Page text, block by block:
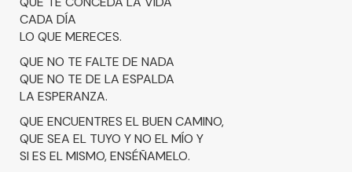
CADA DÍA
LO QUE MERECES.
QUE NO TE FALTE DE NADA
QUE NO TE DE LA ESPALDA
LA ESPERANZA.
QUE ENCUENTRES EL BUEN CAMINO,
QUE SEA EL TUYO Y NO EL MÍO Y
SI ES EL MISMO, ENSÉÑAMELO.